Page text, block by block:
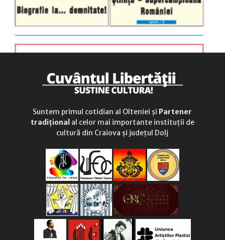
Suntem primul cotidian al Olteniei și Partener
tradițional al celor mai importante instituții de
cultură din Craiova și județul Dolj